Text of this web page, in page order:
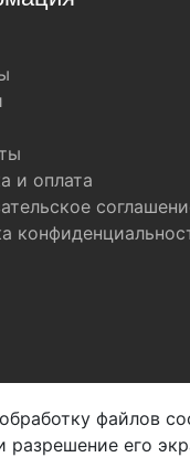
и оплата
сетяхфайлов
его